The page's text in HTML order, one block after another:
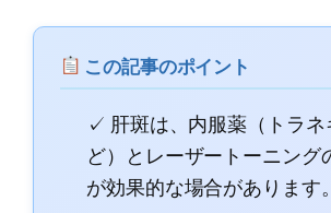
この記事のポイント
✓ 肝斑は、内服薬（トラネ
ど）とレーザートーニング
が効果的な場合があります。